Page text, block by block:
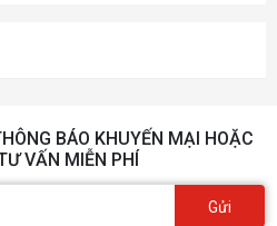
Installation Guide
BÁO KHUYẾN MẠI HOẶC
VẤN MIỄN PHÍ
Gửi